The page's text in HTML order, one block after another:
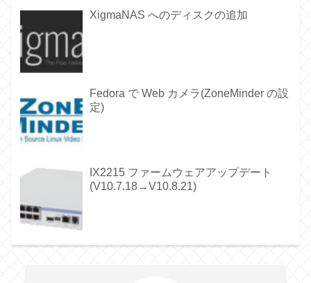
XigmaNAS へのディスクの追加
Fedora で Web カメラ(ZoneMinder の設
定)
IX2215 ファームウェアアップデート
(V10.7.18→V10.8.21)